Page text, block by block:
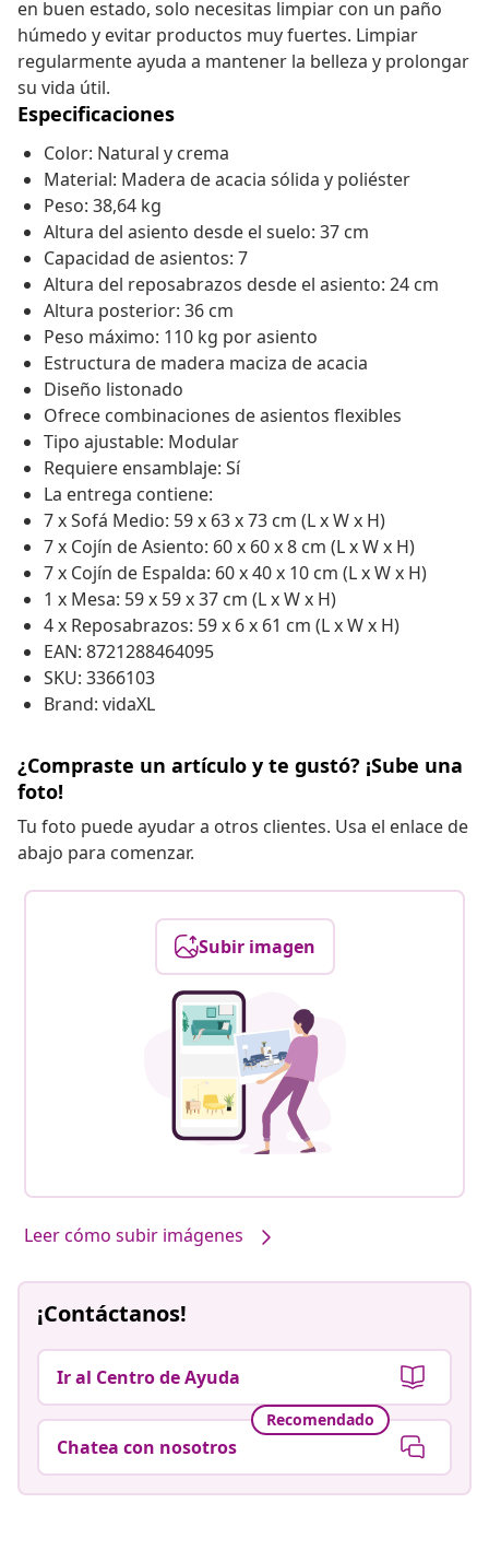
en buen estado, solo necesitas limpiar con un paño
húmedo y evitar productos muy fuertes. Limpiar
regularmente ayuda a mantener la belleza y prolongar
su vida útil.
Especificaciones
Color: Natural y crema
Material: Madera de acacia sólida y poliéster
Peso: 38,64 kg
Altura del asiento desde el suelo: 37 cm
Capacidad de asientos: 7
Altura del reposabrazos desde el asiento: 24 cm
Altura posterior: 36 cm
Peso máximo: 110 kg por asiento
Estructura de madera maciza de acacia
Diseño listonado
Ofrece combinaciones de asientos flexibles
Tipo ajustable: Modular
Requiere ensamblaje: Sí
La entrega contiene:
7 x Sofá Medio: 59 x 63 x 73 cm (L x W x H)
7 x Cojín de Asiento: 60 x 60 x 8 cm (L x W x H)
7 x Cojín de Espalda: 60 x 40 x 10 cm (L x W x H)
1 x Mesa: 59 x 59 x 37 cm (L x W x H)
4 x Reposabrazos: 59 x 6 x 61 cm (L x W x H)
EAN: 8721288464095
SKU: 3366103
Brand: vidaXL
¿Compraste un artículo y te gustó? ¡Sube una
foto!
Tu foto puede ayudar a otros clientes. Usa el enlace de
abajo para comenzar.
Subir imagen
Leer cómo subir imágenes
¡Contáctanos!
Ir al Centro de Ayuda
Recomendado
Chatea con nosotros